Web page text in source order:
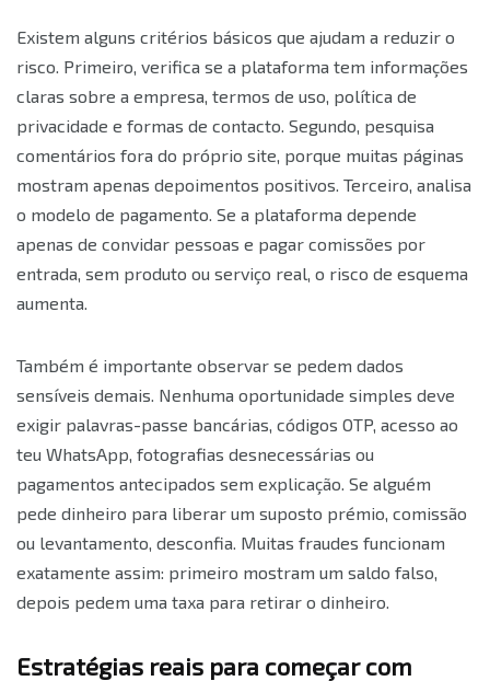
Existem alguns critérios básicos que ajudam a reduzir o
risco. Primeiro, verifica se a plataforma tem informações
claras sobre a empresa, termos de uso, política de
privacidade e formas de contacto. Segundo, pesquisa
comentários fora do próprio site, porque muitas páginas
mostram apenas depoimentos positivos. Terceiro, analisa
o modelo de pagamento. Se a plataforma depende
apenas de convidar pessoas e pagar comissões por
entrada, sem produto ou serviço real, o risco de esquema
aumenta.
Também é importante observar se pedem dados
sensíveis demais. Nenhuma oportunidade simples deve
exigir palavras-passe bancárias, códigos OTP, acesso ao
teu WhatsApp, fotografias desnecessárias ou
pagamentos antecipados sem explicação. Se alguém
pede dinheiro para liberar um suposto prémio, comissão
ou levantamento, desconfia. Muitas fraudes funcionam
exatamente assim: primeiro mostram um saldo falso,
depois pedem uma taxa para retirar o dinheiro.
Estratégias reais para começar com